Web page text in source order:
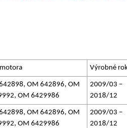
Výrobné
OM 642896, OM
OM 6429986
2009/03 –
2018/12
OM 642896, OM
OM 6429986
2009/03 –
2018/12